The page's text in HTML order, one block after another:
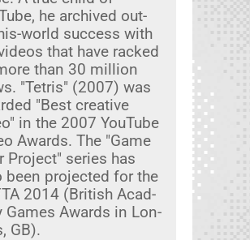
he archived out-
world suc­cess with
that have racked
than 30 mil­lion
"Tetris" (2007) was
"Best cre­ative
in the 2007 YouTube
Awards. The "Game
Project" series has
been pro­ject­ed for the
2014 (British Acad­
Games Awards in Lon­
GB).